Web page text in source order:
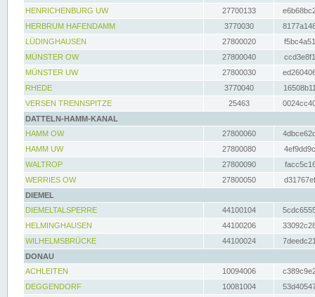
HENRICHENBURG UW
27700133
HERBRUM HAFENDAMM
3770030
LÜDINGHAUSEN
27800020
MÜNSTER OW
27800040
MÜNSTER UW
27800030
RHEDE
3770040
VERSEN TRENNSPITZE
25463
DATTELN-HAMM-KANAL
HAMM OW
27800060
HAMM UW
27800080
WALTROP
27800090
WERRIES OW
27800050
DIEMEL
DIEMELTALSPERRE
44100104
HELMINGHAUSEN
44100206
WILHELMSBRÜCKE
44100024
DONAU
ACHLEITEN
10094006
DEGGENDORF
10081004